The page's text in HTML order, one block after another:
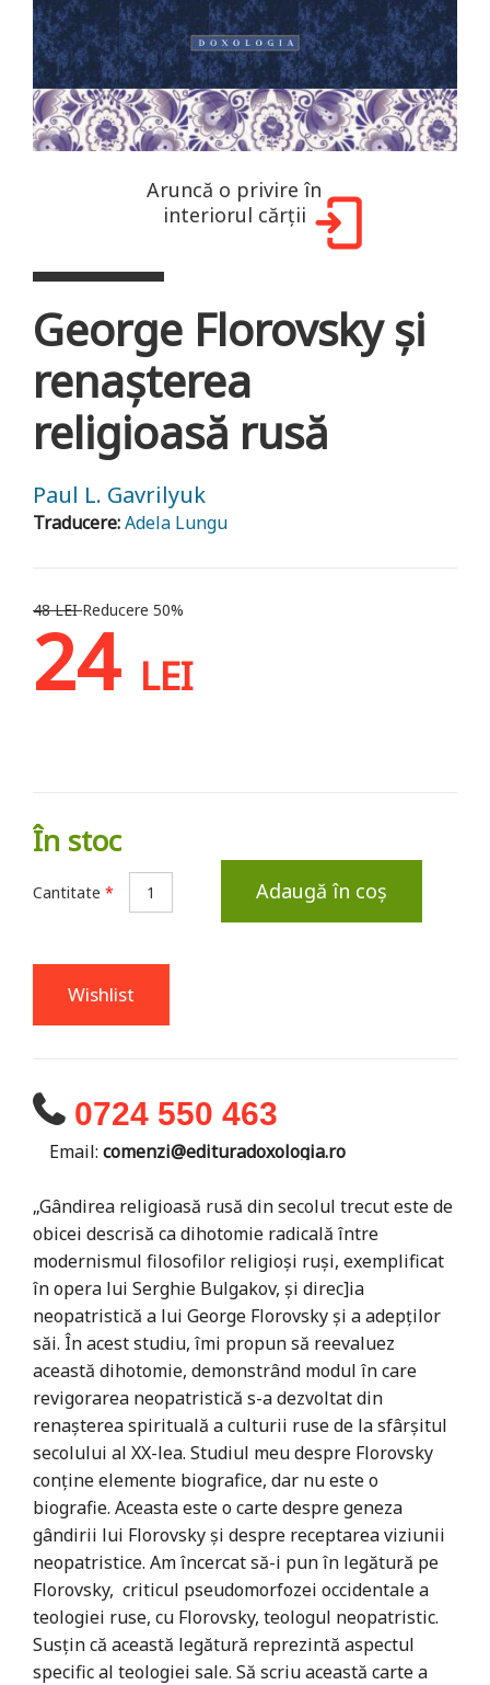
Aruncă o privire în
interiorul cărții
George Florovsky şi
renaşterea
religioasă rusă
Paul L. Gavrilyuk
Traducere:Adela Lungu
48 LEIReducere 50%
24 LEI
În stoc
Cantitate * Adaugă în coș
Wishlist
0724 550 463
Email: comenzi@edituradoxologia.ro
„Gândirea religioasă rusă din secolul trecut este de
obicei descrisă ca dihotomie radicală între
modernismul filosofilor religioşi ruşi, exemplificat
în opera lui Serghie Bulgakov, şi direc]ia
neopatristică a lui George Florovsky şi a adepţilor
săi. În acest studiu, îmi propun să reevaluez
această dihotomie, demonstrând modul în care
revigo­rarea neopatristică s-a dezvoltat din
renaşterea spirituală a culturii ruse de la sfârşitul
secolului al XX-lea. Studiul meu despre Florovsky
conţine elemente biografice, dar nu este o
biografie. Aceasta este o carte despre geneza
gândirii lui Florovsky şi despre receptarea viziunii
neopatristice. Am încercat să-i pun în legătură pe
Florovsky, criticul pseudomorfozei occidentale a
teologiei ruse, cu Florovsky, teologul neopatristic.
Susţin că această legătură reprezintă aspectul
specific al teologiei sale. Să scriu această carte a